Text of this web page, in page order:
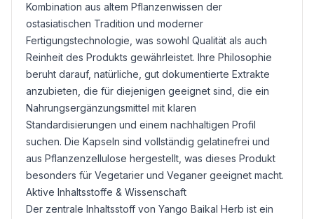
Kombination aus altem Pflanzenwissen der
ostasiatischen Tradition und moderner
Fertigungstechnologie, was sowohl Qualität als auch
Reinheit des Produkts gewährleistet. Ihre Philosophie
beruht darauf, natürliche, gut dokumentierte Extrakte
anzubieten, die für diejenigen geeignet sind, die ein
Nahrungsergänzungsmittel mit klaren
Standardisierungen und einem nachhaltigen Profil
suchen. Die Kapseln sind vollständig gelatinefrei und
aus Pflanzenzellulose hergestellt, was dieses Produkt
besonders für Vegetarier und Veganer geeignet macht.
Aktive Inhaltsstoffe & Wissenschaft
Der zentrale Inhaltsstoff von Yango Baikal Herb ist ein